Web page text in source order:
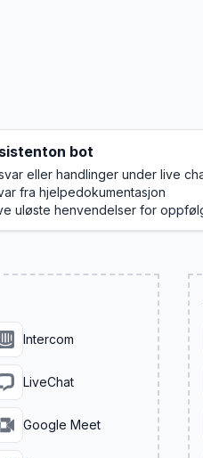
bot
eller handlinger under live
fra hjelpedokumentasjon
uløste henvendelser for
Intercom
LiveChat
Google Meet